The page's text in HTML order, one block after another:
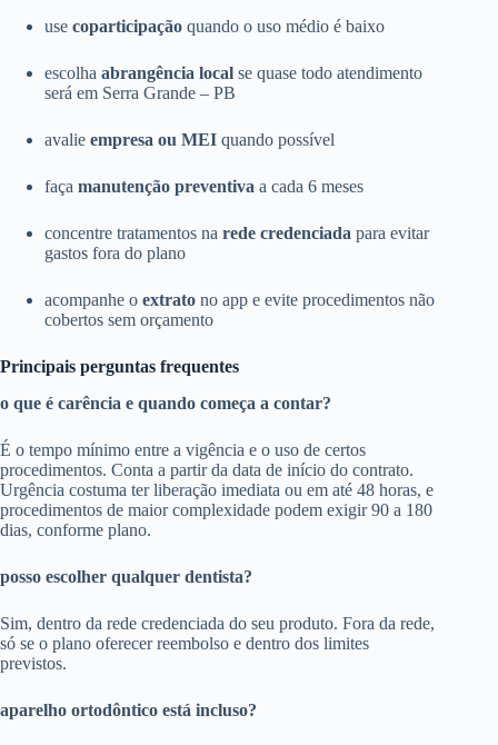
use coparticipação quando o uso médio é baixo
escolha abrangência local se quase todo atendimento
será em Serra Grande – PB
avalie empresa ou MEI quando possível
faça manutenção preventiva a cada 6 meses
concentre tratamentos na rede credenciada para evitar
gastos fora do plano
acompanhe o extrato no app e evite procedimentos não
cobertos sem orçamento
Principais perguntas frequentes
o que é carência e quando começa a contar?
É o tempo mínimo entre a vigência e o uso de certos
procedimentos. Conta a partir da data de início do contrato.
Urgência costuma ter liberação imediata ou em até 48 horas, e
procedimentos de maior complexidade podem exigir 90 a 180
dias, conforme plano.
posso escolher qualquer dentista?
Sim, dentro da rede credenciada do seu produto. Fora da rede,
só se o plano oferecer reembolso e dentro dos limites
previstos.
aparelho ortodôntico está incluso?